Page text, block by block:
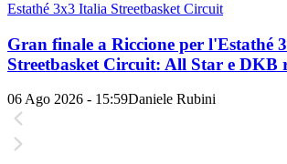
Estathé 3x3 Italia Streetbasket Circuit
Gran finale a Riccione per l'Estathé
Streetbasket Circuit: All Star e DKB
06 Ago 2026 - 15:59Daniele Rubini